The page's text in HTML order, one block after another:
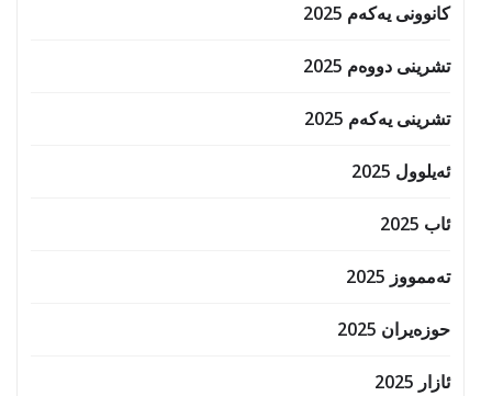
کانوونی یەکەم 2025
تشرینی دووەم 2025
تشرینی یەکەم 2025
ئەیلوول 2025
ئاب 2025
تەممووز 2025
حوزه‌یران 2025
ئازار 2025